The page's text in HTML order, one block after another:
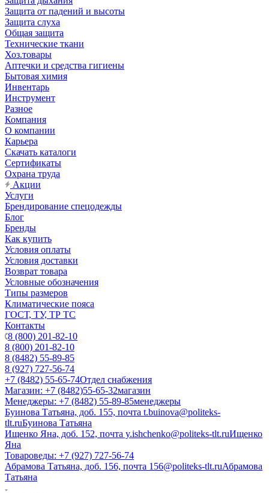
Защита от падений и высоты
Защита слуха
Общая защита
Технические ткани
Хоз.товары
Аптечки и средства гигиены
Бытовая химия
Инвентарь
Инструмент
Разное
Компания
О компании
Карьера
Cкачать каталоги
Сертификаты
Охрана труда
Акции
Услуги
Брендирование спецодежды
Блог
Бренды
Как купить
Условия оплаты
Условия доставки
Возврат товара
Условные обозначения
Типы размеров
Климатические пояса
ГОСТ, ТУ, ТР ТС
Контакты
8 (800) 201-82-10
8 (800) 201-82-10
8 (8482) 55-89-85
8 (927) 727-56-74
+7 (8482) 55-65-74Отдел снабжения
Магазин: +7 (8482)55-65-32магазин
Менеджеры: +7 (8482) 55-89-85менеджеры
Буинова Татьяна, доб. 155, почта t.buinova@politeks-
tlt.ruБуинова Татьяна
Ищенко Яна, доб. 152, почта y.ishchenko@politeks-tlt.ruИщенко
Яна
Товароведы: +7 (927) 727-56-74
Абрамова Татьяна, доб. 156, почта 156@politeks-tlt.ruАбрамова
Татьяна